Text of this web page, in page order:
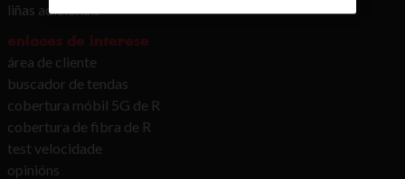
liñas adicionais
enlaces de interese
área de cliente
buscador de tendas
cobertura móbil 5G de R
cobertura de fibra de R
test velocidade
opinións